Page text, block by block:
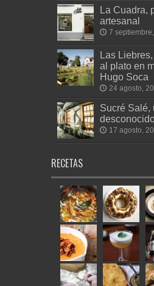
La Cuadra,
artesanal
7
Las
al plato en
Hugo Soca
24 agosto,
Sucré Salé,
17 agosto,
RECETAS